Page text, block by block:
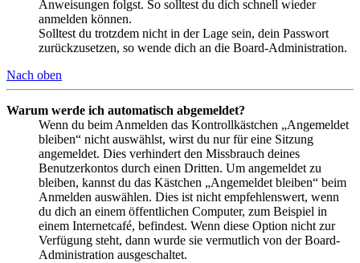
Anweisungen folgst. So solltest du dich schnell wieder
anmelden können.
Solltest du trotzdem nicht in der Lage sein, dein Passwort
zurückzusetzen, so wende dich an die Board-Administration.
Nach oben
Warum werde ich automatisch abgemeldet?
Wenn du beim Anmelden das Kontrollkästchen „Angemeldet
bleiben“ nicht auswählst, wirst du nur für eine Sitzung
angemeldet. Dies verhindert den Missbrauch deines
Benutzerkontos durch einen Dritten. Um angemeldet zu
bleiben, kannst du das Kästchen „Angemeldet bleiben“ beim
Anmelden auswählen. Dies ist nicht empfehlenswert, wenn
du dich an einem öffentlichen Computer, zum Beispiel in
einem Internetcafé, befindest. Wenn diese Option nicht zur
Verfügung steht, dann wurde sie vermutlich von der Board-
Administration ausgeschaltet.